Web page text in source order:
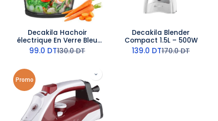
Decakila Hachoir
électrique En Verre Bleu
300W - 2L
99.0 DT130.0DT
Decakila Blender
Compact 1.5L – 500W
139.0 DT170.0DT
Promo